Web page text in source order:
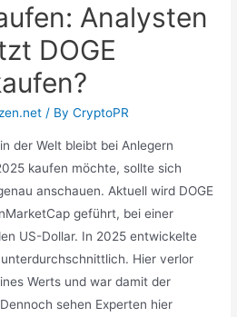
Analysten
DOGE
/ ByCryptoPR
der Welt bleibt bei Anlegern
kaufen möchte, sollte sich
anschauen. Aktuell wird DOGE
geführt, bei einer
US-Dollar. In 2025 entwickelte
Hier verlor
Werts und war damit der
sehen Experten hier